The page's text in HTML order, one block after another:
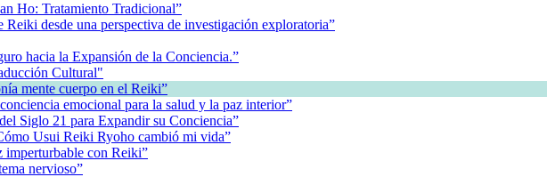
Ho: Tratamiento Tradicional”
desde una perspectiva de investigación exploratoria”
hacia la Expansión de la Conciencia.”
Cultural"
mente cuerpo en el Reiki”
emocional para la salud y la paz interior”
Siglo 21 para Expandir su Conciencia”
Usui Reiki Ryoho cambió mi vida”
imperturbable con Reiki”
nervioso”